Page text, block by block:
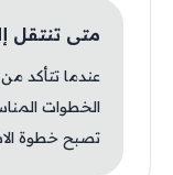
متى تنتقل
عندما تتأكد
الخطوات
تصبح خطوة